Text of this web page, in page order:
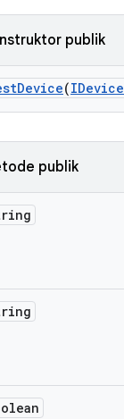
publik
Device(IDevice
publik